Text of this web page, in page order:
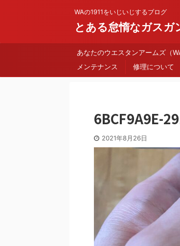
WAの1911をいじいじするブログ
とある怠惰なガスガ
あなたのウエスタンアームズ（
メンテナンス
修理について
6BCF9A9E-
2021年8月26日